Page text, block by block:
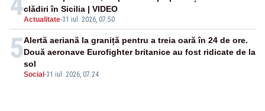
Actualitate-31 iul. 2026, 07:50
clădiri în Sicilia | VIDEO
5
Social-31 iul. 2026, 07:24
Alertă aeriană la graniță pentru a treia oară în 24 de ore.
Două aeronave Eurofighter britanice au fost ridicate de la
sol